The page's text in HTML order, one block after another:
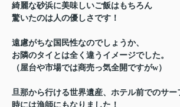
綺麗な砂浜に美味しいご飯はもちろん
驚いたのは人の優しさです！
遠慮がちな国民性なのでしょうか、
お隣のタイとは全く違うイメージでした。
（屋台や市場では商売っ気全開ですがw）
旦那から行ける世界遺産、ホテル前でのサー
時には漁師にもなりました！